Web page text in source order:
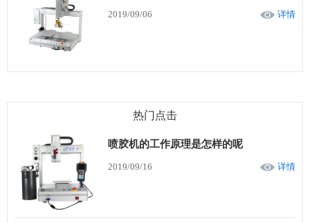
2019/09/06 详情
热门点击
喷胶机的工作原理是怎样的呢
2019/09/16 详情